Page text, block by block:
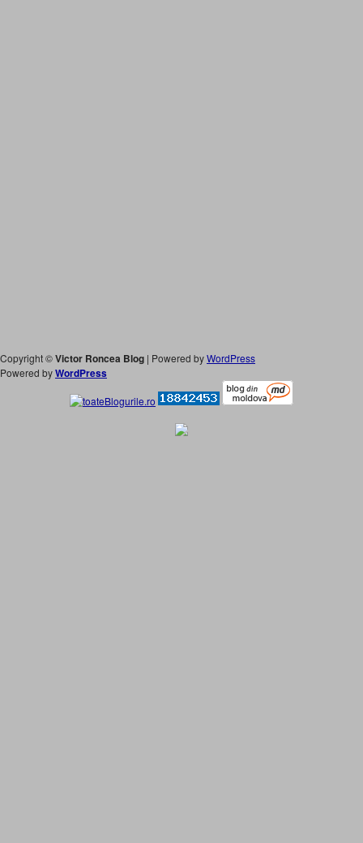
Copyright ©Victor Roncea Blog | Powered byWordPress
Powered byWordPress